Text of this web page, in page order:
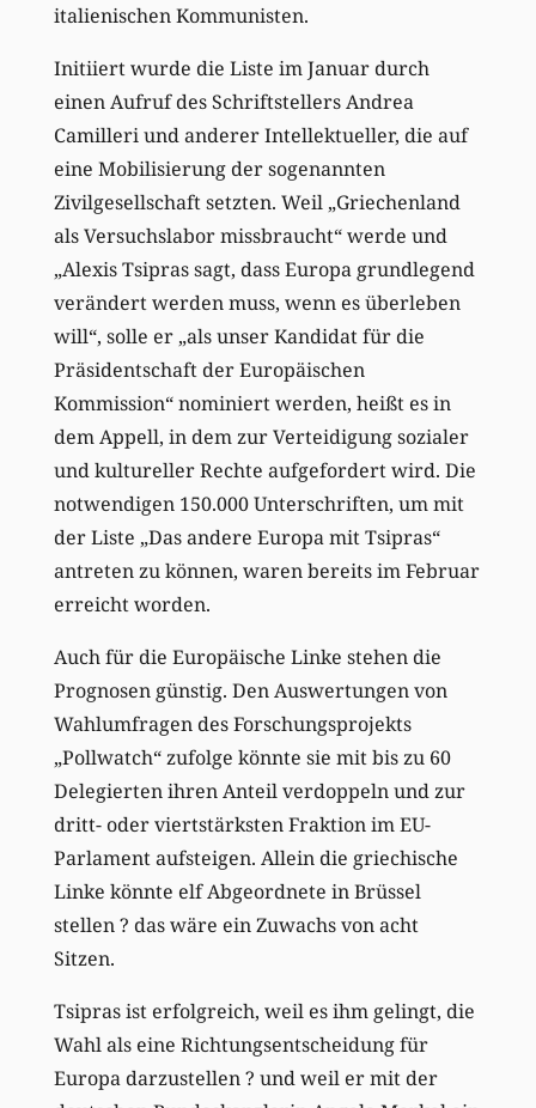
italienischen Kommunisten.
Initiiert wurde die Liste im Januar durch
einen Aufruf des Schriftstellers Andrea
Camilleri und anderer Intellektueller, die auf
eine Mobilisierung der sogenannten
Zivilgesellschaft setzten. Weil „Griechenland
als Versuchslabor missbraucht“ werde und
„Alexis Tsipras sagt, dass Europa grundlegend
verändert werden muss, wenn es überleben
will“, solle er „als unser Kandidat für die
Präsidentschaft der Europäischen
Kommission“ nominiert werden, heißt es in
dem Appell, in dem zur Verteidigung sozialer
und kultureller Rechte aufgefordert wird. Die
notwendigen 150.000 Unterschriften, um mit
der Liste „Das andere Europa mit Tsipras“
antreten zu können, waren bereits im Februar
erreicht worden.
Auch für die Europäische Linke stehen die
Prognosen günstig. Den Auswertungen von
Wahlumfragen des Forschungsprojekts
„Pollwatch“ zufolge könnte sie mit bis zu 60
Delegierten ihren Anteil verdoppeln und zur
dritt- oder viertstärksten Fraktion im EU-
Parlament aufsteigen. Allein die griechische
Linke könnte elf Abgeordnete in Brüssel
stellen ? das wäre ein Zuwachs von acht
Sitzen.
Tsipras ist erfolgreich, weil es ihm gelingt, die
Wahl als eine Richtungsentscheidung für
Europa darzustellen ? und weil er mit der